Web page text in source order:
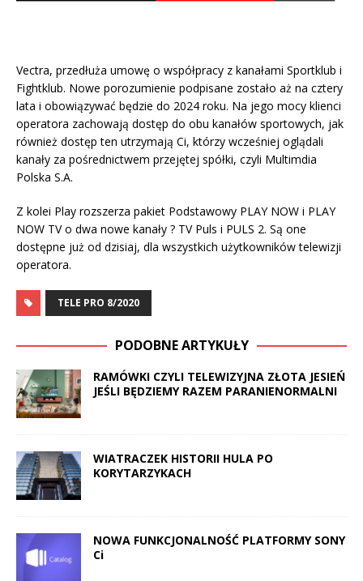
Vectra, przedłuża umowę o współpracy z kanałami Sportklub i
Fightklub. Nowe porozumienie podpisane zostało aż na cztery
lata i obowiązywać będzie do 2024 roku. Na jego mocy klienci
operatora zachowają dostęp do obu kanałów sportowych, jak
również dostęp ten utrzymają Ci, którzy wcześniej oglądali
kanały za pośrednictwem przejętej spółki, czyli Multimdia
Polska S.A.
Z kolei Play rozszerza pakiet Podstawowy PLAY NOW i PLAY
NOW TV o dwa nowe kanały ? TV Puls i PULS 2. Są one
dostępne już od dzisiaj, dla wszystkich użytkowników telewizji
operatora.
TELE PRO 8/2020
PODOBNE ARTYKUŁY
RAMÓWKI CZYLI TELEWIZYJNA ZŁOTA JESIEŃ
JEŚLI BĘDZIEMY RAZEM PARANIENORMALNI
WIATRACZEK HISTORII HULA PO
KORYTARZYKACH
NOWA FUNKCJONALNOŚĆ PLATFORMY SONY
Ci